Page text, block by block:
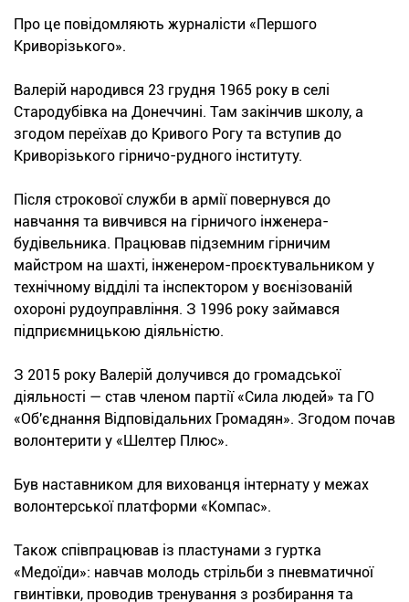
Про це повідомляють журналісти «Першого
Криворізького».
Валерій народився 23 грудня 1965 року в селі
Стародубівка на Донеччині. Там закінчив школу, а
згодом переїхав до Кривого Рогу та вступив до
Криворізького гірничо-рудного інституту.
Після строкової служби в армії повернувся до
навчання та вивчився на гірничого інженера-
будівельника. Працював підземним гірничим
майстром на шахті, інженером-проєктувальником у
технічному відділі та інспектором у воєнізованій
охороні рудоуправління. З 1996 року займався
підприємницькою діяльністю.
З 2015 року Валерій долучився до громадської
діяльності — став членом партії «Сила людей» та ГО
«Об'єднання Відповідальних Громадян». Згодом почав
волонтерити у «Шелтер Плюс».
Був наставником для вихованця інтернату у межах
волонтерської платформи «Компас».
Також співпрацював із пластунами з гуртка
«Медоїди»: навчав молодь стрільби з пневматичної
гвинтівки, проводив тренування з розбирання та